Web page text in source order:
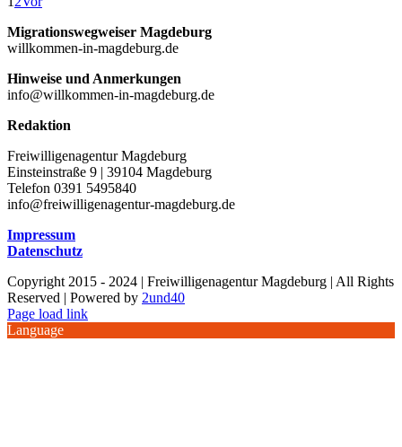
Migrationswegweiser Magdeburg
willkommen-in-magdeburg.de
Hinweise und Anmerkungen
info@willkommen-in-magdeburg.de
Redaktion
Freiwilligenagentur Magdeburg
Einsteinstraße 9 | 39104 Magdeburg
Telefon 0391 5495840
info@freiwilligenagentur-magdeburg.de
Impressum
Datenschutz
Copyright 2015 - 2024 | Freiwilligenagentur Magdeburg | All Rights
Reserved | Powered by 2und40
Facebook
Instagram
YouTube
Page load link
Language